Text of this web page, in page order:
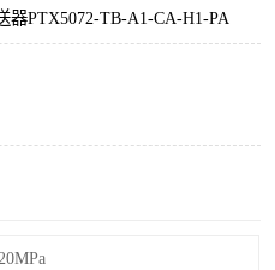
器PTX5072-TB-A1-CA-H1-PA